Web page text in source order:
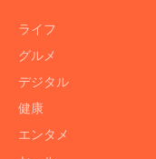
ライフ
グルメ
デジタル
健康
エンタメ